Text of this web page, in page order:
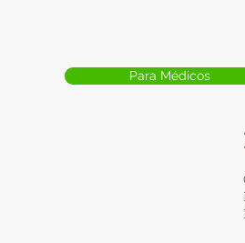
Para Médicos